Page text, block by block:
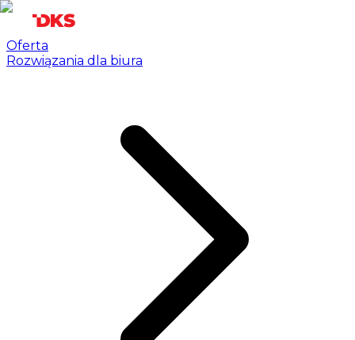
Oferta
Rozwiązania dla biura